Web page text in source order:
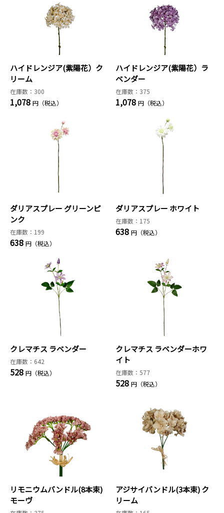
ハイドレンジア(紫陽花）ク
リーム
在庫数：300
1,078 円（税込）
ハイドレンジア(紫陽花）ラ
ベンダー
在庫数：375
1,078 円（税込）
ダリアスプレー グリーンピ
ンク
在庫数：199
638 円（税込）
ダリアスプレー ホワイト
在庫数：175
638 円（税込）
クレマチス ラベンダー
在庫数：642
528 円（税込）
クレマチス ラベンダーホワ
イト
在庫数：577
528 円（税込）
リモニウムバンドル(8本束)
モーヴ
アジサイバンドル(3本束) ク
リーム